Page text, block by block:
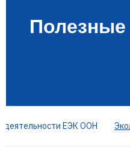
деятельности ЕЭК ООН